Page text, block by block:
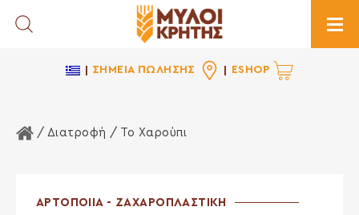
Toggle Search
ΣΗΜΕΙΑ ΠΩΛΗΣΗΣ ESHOP
Αρχική Σελίδα
/ Διατροφή / Το Χαρούπι
ΑΡΤΟΠΟΙΙΑ - ΖΑΧΑΡΟΠΛΑΣΤΙΚΗ